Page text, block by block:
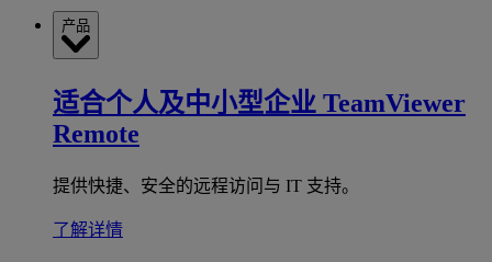
产品
适合个人及中小型企业 TeamViewer
Remote
提供快捷、安全的远程访问与 IT 支持。
了解详情